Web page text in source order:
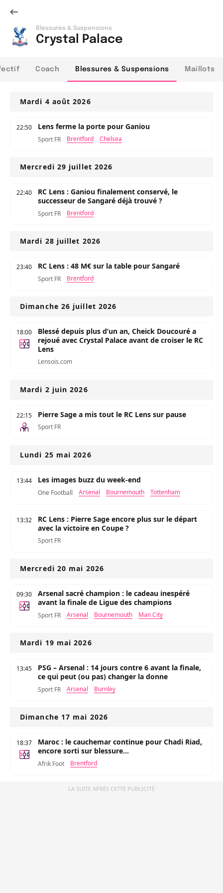
Blessures & Suspensions
Crystal Palace
Coach Blessures & Suspensions Maillots
Mardi 4 août 2026
22:50 Lens ferme la porte pour Ganiou
Sport FR Brentford Chelsea
Mercredi 29 juillet 2026
22:40
RC Lens : Ganiou finalement conservé, le
successeur de Sangaré déjà trouvé ?
Sport FR Brentford
Mardi 28 juillet 2026
23:40 RC Lens : 48 M€ sur la table pour Sangaré
Sport FR Brentford
Dimanche 26 juillet 2026
18:00
Blessé depuis plus d’un an, Cheick Doucouré a
rejoué avec Crystal Palace avant de croiser le RC
Lens
Lensois.com
Mardi 2 juin 2026
22:15 Pierre Sage a mis tout le RC Lens sur pause
Sport FR
Lundi 25 mai 2026
13:44 Les images buzz du week-end
One Football Arsenal Bournemouth Tottenham
13:32
RC Lens : Pierre Sage encore plus sur le départ
avec la victoire en Coupe ?
Sport FR
Mercredi 20 mai 2026
09:30
Arsenal sacré champion : le cadeau inespéré
avant la finale de Ligue des champions
Sport FR Arsenal Bournemouth Man City
Mardi 19 mai 2026
13:45
PSG – Arsenal : 14 jours contre 6 avant la finale,
ce qui peut (ou pas) changer la donne
Sport FR Arsenal Burnley
Dimanche 17 mai 2026
18:37
Maroc : le cauchemar continue pour Chadi Riad,
encore sorti sur blessure...
Afrik Foot Brentford
LA SUITE APRÈS CETTE PUBLICITÉ